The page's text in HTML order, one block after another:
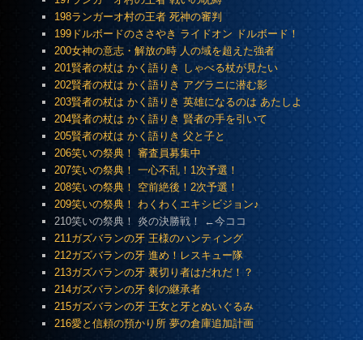
198ランガーオ村の王者 死神の審判
199ドルボードのささやき ライドオン ドルボード！
200女神の意志・解放の時 人の域を超えた強者
201賢者の杖は かく語りき しゃべる杖が見たい
202賢者の杖は かく語りき アグラニに潜む影
203賢者の杖は かく語りき 英雄になるのは あたしよ
204賢者の杖は かく語りき 賢者の手を引いて
205賢者の杖は かく語りき 父と子と
206笑いの祭典！ 審査員募集中
207笑いの祭典！ 一心不乱！1次予選！
208笑いの祭典！ 空前絶後！2次予選！
209笑いの祭典！ わくわくエキシビジョン♪
210笑いの祭典！ 炎の決勝戦！ ←今ココ
211ガズバランの牙 王様のハンティング
212ガズバランの牙 進め！レスキュー隊
213ガズバランの牙 裏切り者はだれだ！？
214ガズバランの牙 剣の継承者
215ガズバランの牙 王女と牙とぬいぐるみ
216愛と信頼の預かり所 夢の倉庫追加計画